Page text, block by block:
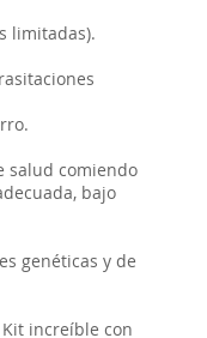
limitadas).
salud comiendo
bajo
genéticas y de
Kit increíble con